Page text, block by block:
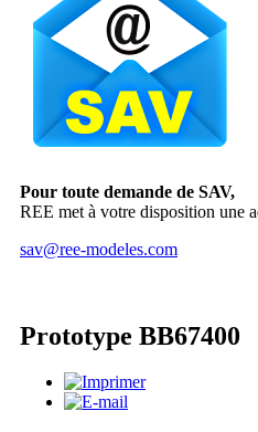
Pour toute demande de SAV,
REE met à votre disposition une
sav@ree-modeles.com
Prototype BB67400